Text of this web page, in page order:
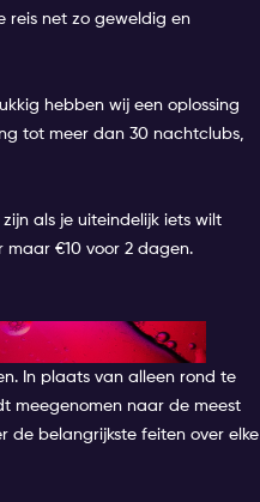
reis net zo geweldig en
hebben wij een oplossing
tot meer dan 30 nachtclubs,
als je uiteindelijk iets wilt
€10 voor 2 dagen.
In plaats van alleen rond te
meegenomen naar de meest
de belangrijkste feiten over elke